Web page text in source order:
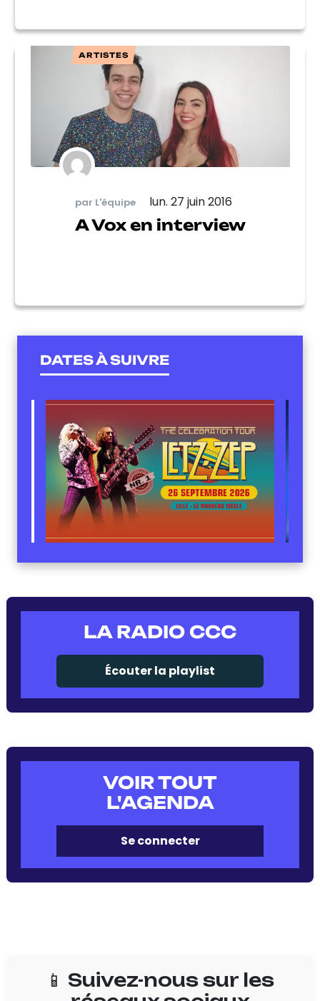
ARTISTES
par L'équipe lun. 27 juin 2016
A Vox en interview
DATES À SUIVRE
LA RADIO CCC
Écouter la playlist
VOIR TOUT
L'AGENDA
Se connecter
📱 Suivez-nous sur les